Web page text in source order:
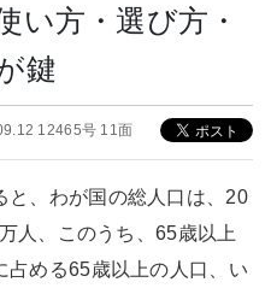
い方・選び方・
鍵
12465号 11面
と、わが国の総人口は、20
人、このうち、65歳以上
占める65歳以上の人口、い